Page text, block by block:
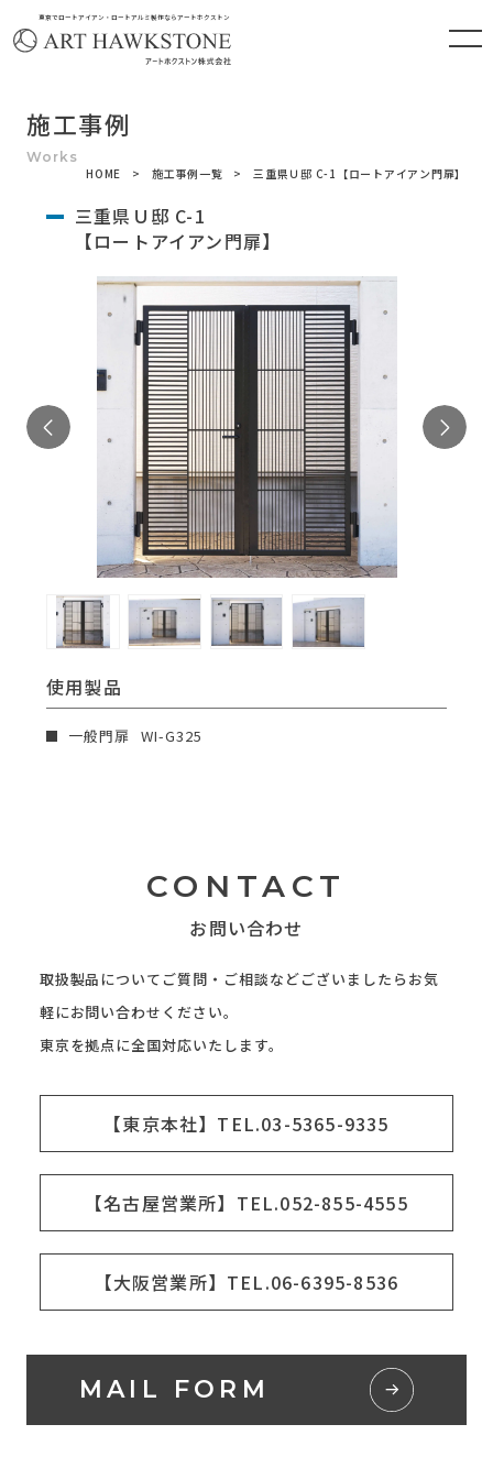
東京でロートアイアン・ロートアルミ製作ならアートホクストン
施工事例
HOME 施工事例一覧 三重県Ｕ邸 C-1【ロートアイアン門扉】
三重県Ｕ邸 C-1
【ロートアイアン門扉】
Previous
使用製品
一般門扉 WI-G325
CONTACT
お問い合わせ
取扱製品についてご質問・ご相談などございましたらお気
軽にお問い合わせください。
東京を拠点に全国対応いたします。
【東京本社】TEL.03-5365-9335
【名古屋営業所】TEL.052-855-4555
【大阪営業所】TEL.06-6395-8536
MAIL FORM